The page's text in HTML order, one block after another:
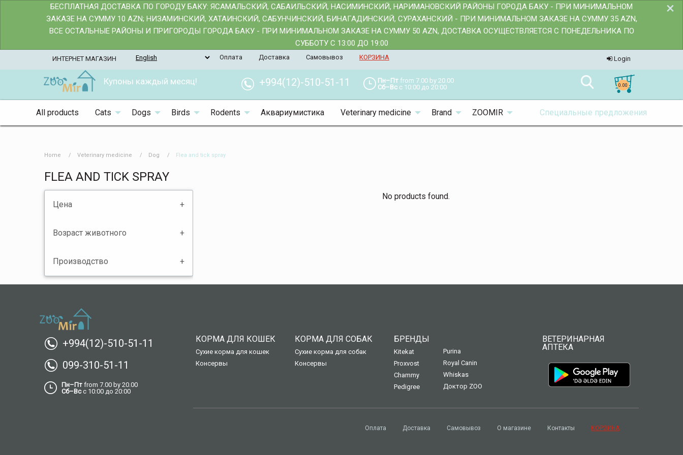
×
БЕСПЛАТНАЯ ДОСТАВКА ПО ГОРОДУ БАКУ: ЯСАМАЛЬСКИЙ, САБАИЛЬСКИЙ, НАСИМИНСКИЙ, НАРИМАНОВСКИЙ РАЙОНЫ ГОРОДА БАКУ - ПРИ МИНИМАЛЬНОМ
ЗАКАЗЕ НА СУММУ 10 AZN; НИЗАМИНСКИЙ, ХАТАИНСКИЙ, САБУНЧИНСКИЙ, БИНАГАДИНСКИЙ, СУРАХАНСКИЙ - ПРИ МИНИМАЛЬНОМ ЗАКАЗЕ НА СУММУ 35 AZN,
ВСЕ ОСТАЛЬНЫЕ РАЙОНЫ И ПРИГОРОДЫ ГОРОДА БАКУ - ПРИ МИНИМАЛЬНОМ ЗАКАЗЕ НА СУММУ 50 AZN, ДОСТАВКА ОСУЩЕСТВЛЯЕТСЯ С ПОНЕДЕЛЬНИКА ПО
СУББОТУ С 13:00 ДО 19:00
ИНТЕРНЕТ МАГАЗИН Оплата Доставка Самовывоз КОРЗИНА Login
Купоны каждый месяц! +994(12)-510-51-11 Пн–Пт from 7.00 by 20.00
Сб–Вс с 10:00 до 20:00 0.00
All products Cats Dogs Birds Rodents Аквариумистика Veterinary medicine Brand ZOOMIR Специальные предложения
Home Veterinary medicine Dog Flea and tick spray
FLEA AND TICK SPRAY
Цена
Возраст животного
Производство
No products found.
+994(12)-510-51-11
099-310-51-11
Пн–Пт from 7.00 by 20.00
Сб–Всс 10:00 до 20:00
КОРМА ДЛЯ КОШЕК
Сухие корма для кошек
Консервы
КОРМА ДЛЯ СОБАК
Сухие корма для собак
Консервы
БРЕНДЫ
Kitekat
Proxvost
Chammy
Pedigree
Purina
Royal Canin
Whiskas
Доктор ZOO
ВЕТЕРИНАРНАЯ
АПТЕКА
Оплата Доставка Самовывоз О магазине Контакты КОРЗИНА